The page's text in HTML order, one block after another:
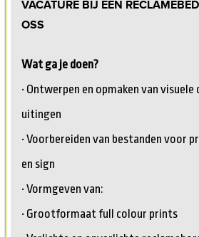
VACATURE BIJ EEN
OSS
Wat ga je doen?
• Ontwerpen en opmaken van
uitingen
• Voorbereiden van bestanden voor
en sign
• Vormgeven van:
• Grootformaat full colour prints